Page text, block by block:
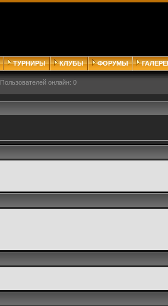
ТУРНИРЫ КЛУБЫ ФОРУМЫ
Пользователей онлайн: 0